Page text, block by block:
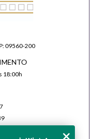
09560-200
18:00h